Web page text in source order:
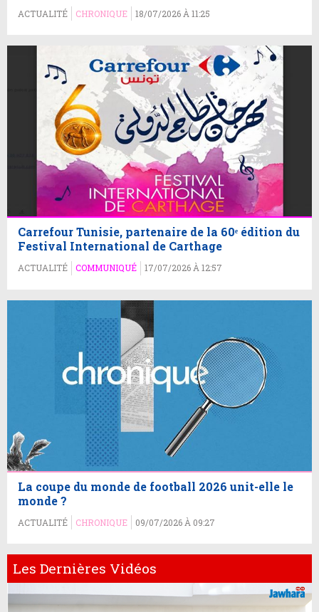
ACTUALITÉ CHRONIQUE 18/07/2026 À 11:25
Carrefour Tunisie, partenaire de la 60ᵉ édition du
Festival International de Carthage
ACTUALITÉ COMMUNIQUÉ 17/07/2026 À 12:57
La coupe du monde de football 2026 unit-elle le
monde ?
ACTUALITÉ CHRONIQUE 09/07/2026 À 09:27
Les Dernières Vidéos